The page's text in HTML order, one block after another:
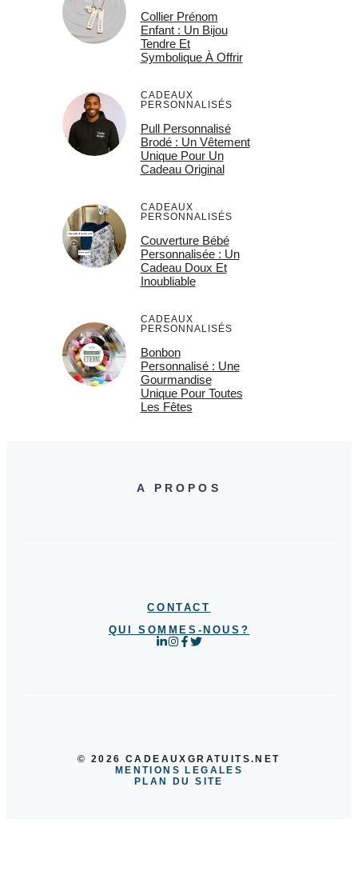
Collier Prénom
Enfant : Un Bijou
Tendre Et
Symbolique À Offrir
CADEAUX
PERSONNALISÉS
Pull Personnalisé
Brodé : Un Vêtement
Unique Pour Un
Cadeau Original
CADEAUX
PERSONNALISÉS
Couverture Bébé
Personnalisée : Un
Cadeau Doux Et
Inoubliable
CADEAUX
PERSONNALISÉS
Bonbon
Personnalisé : Une
Gourmandise
Unique Pour Toutes
Les Fêtes
A PROPOS
CONTACT
QUI SOMMES-NOUS?
© 2026 CADEAUXGRATUITS.NET
MENTIONS LEGALES
PLAN DU SITE